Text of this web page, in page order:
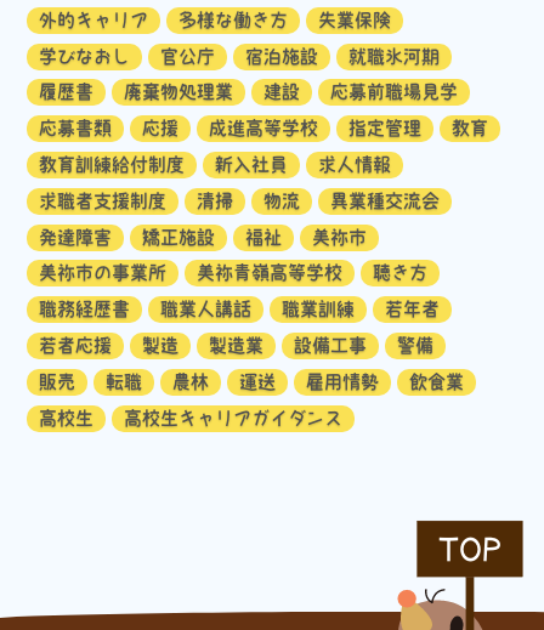
外的キャリア
多様な働き方
失業保険
学びなおし
官公庁 宿泊施設
就職氷河期
履歴書
廃棄物処理業 建設
応募前職場見学
応募書類
応援 成進高等学校 指定管理
教育
教育訓練給付制度
新入社員
求人情報
求職者支援制度
清掃 物流
異業種交流会
発達障害
矯正施設 福祉
美祢市
美祢市の事業所
美祢青嶺高等学校
聴き方
職務経歴書
職業人講話 職業訓練
若年者
若者応援
製造 製造業 設備工事
警備
販売
転職 農林 運送 雇用情勢
飲食業
高校生
高校生キャリアガイダンス
TOP